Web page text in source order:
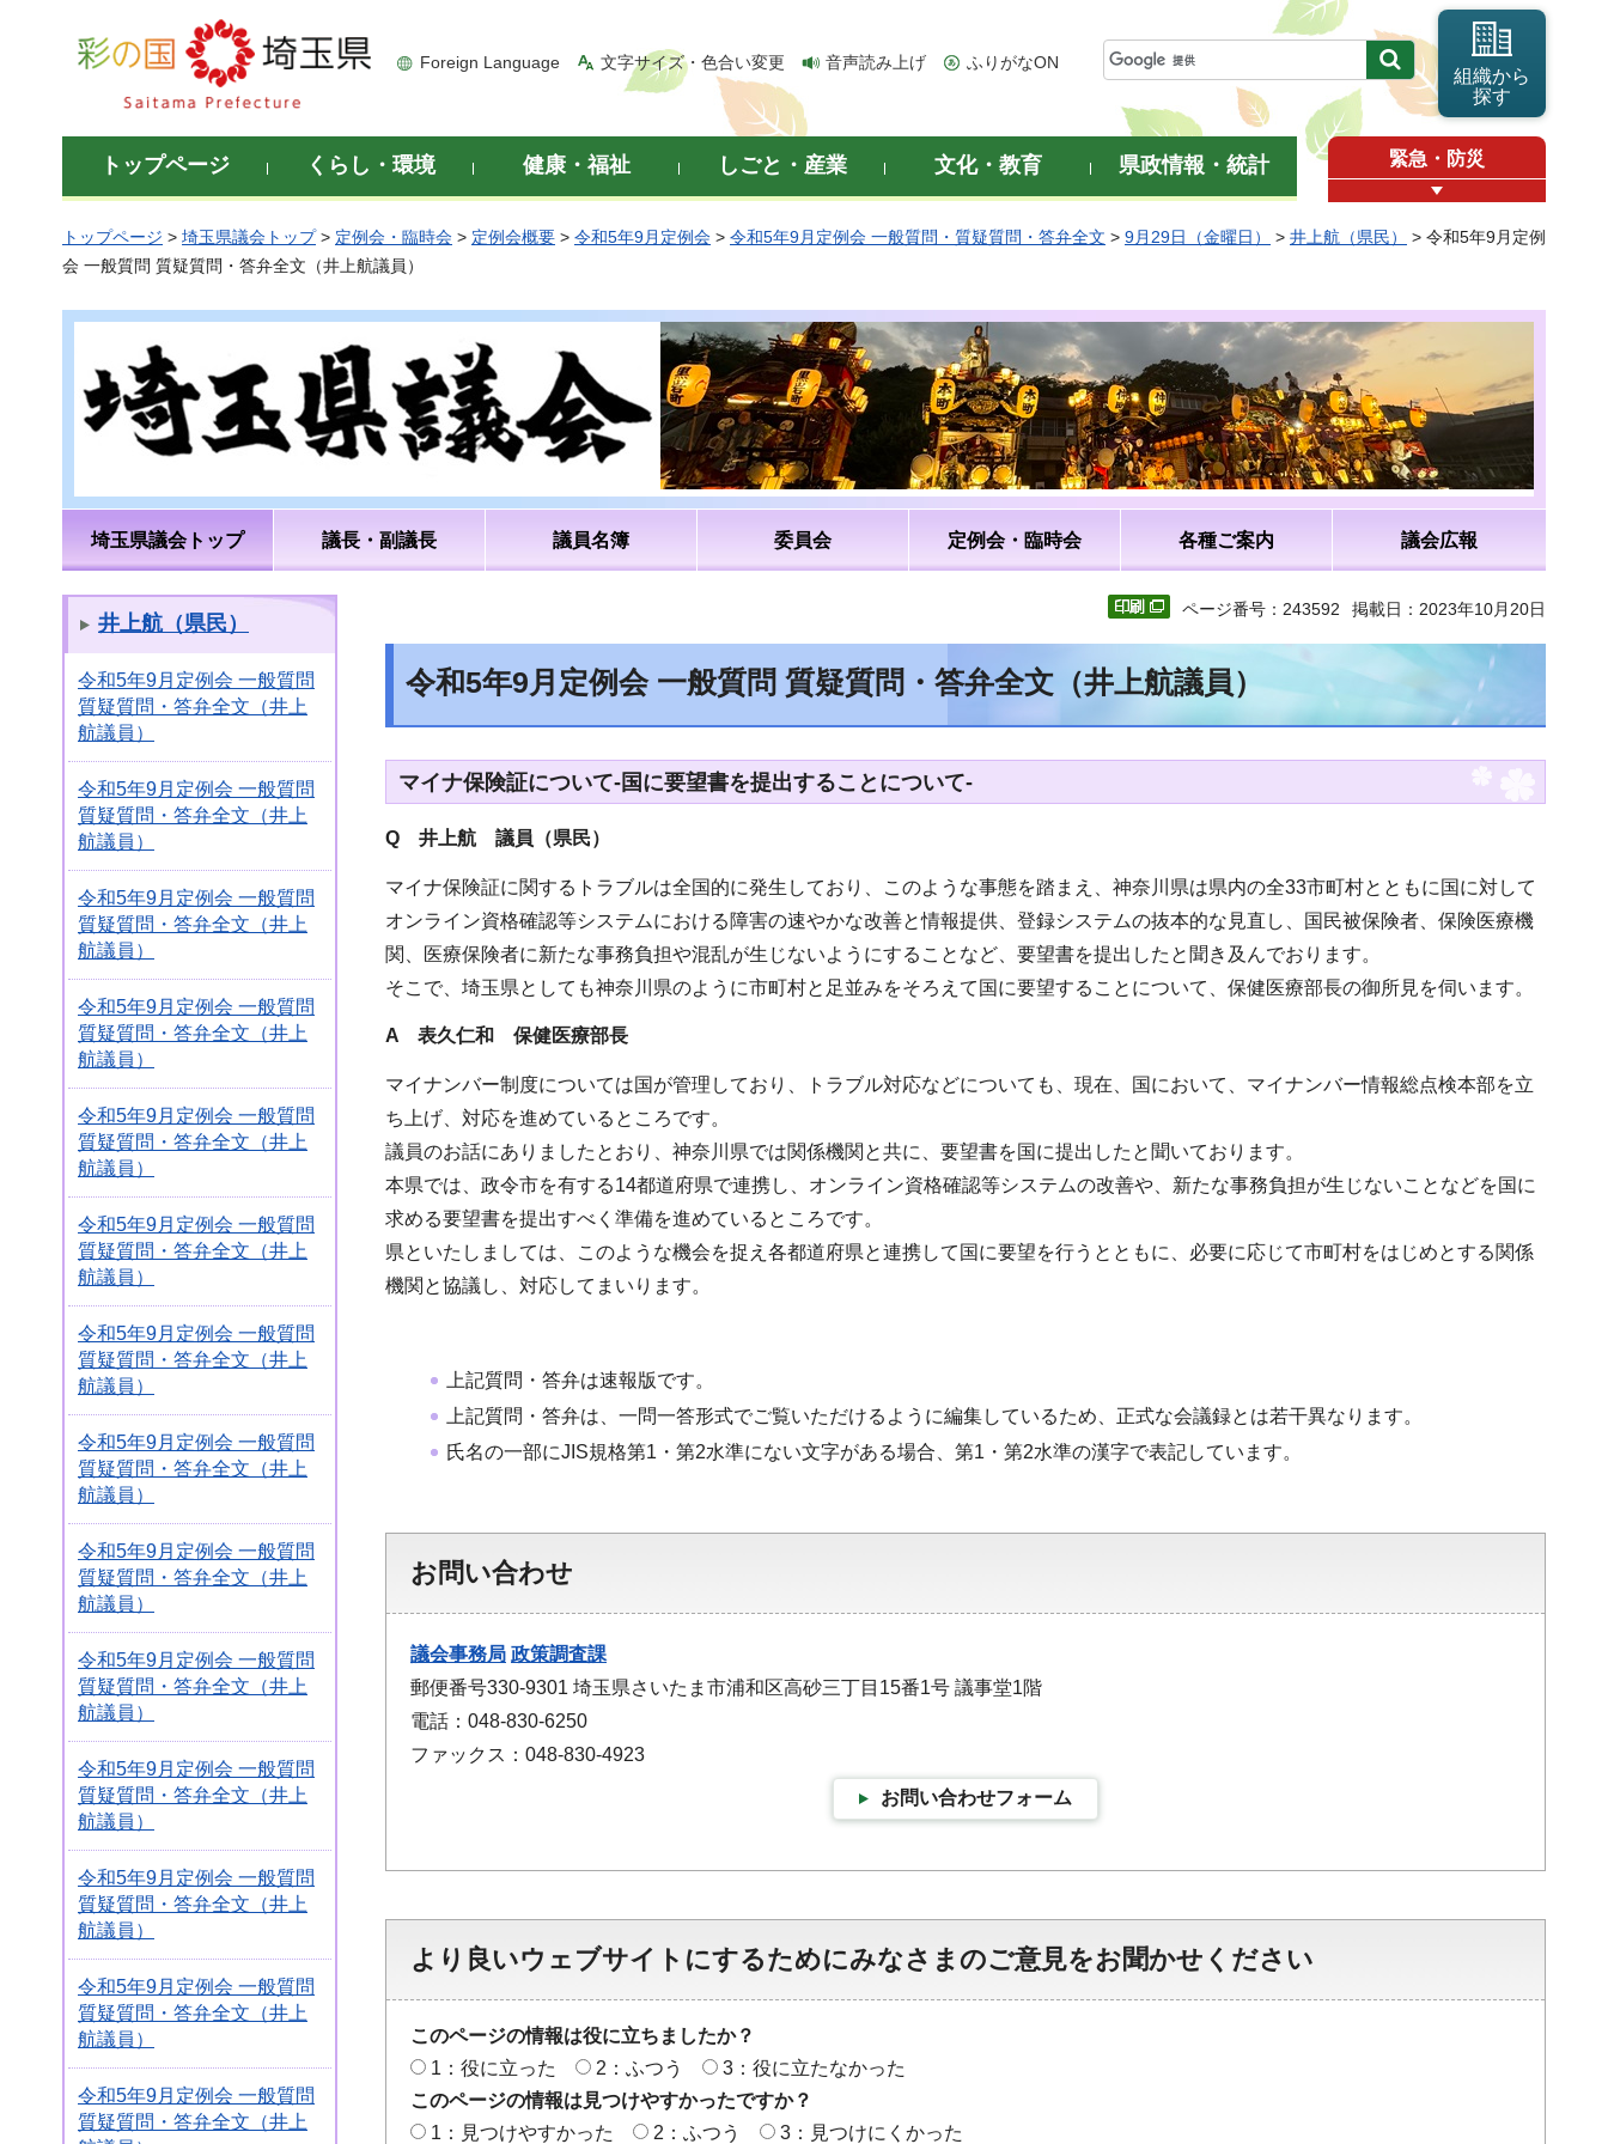
彩の国 埼玉県
Foreign Language 文字サイズ・色合い変更 音声読み上げ ふりがなON
組織から
探す
トップページ くらし・環境 健康・福祉 しごと・産業 文化・教育 県政情報・統計 緊急・防災
トップページ > 埼玉県議会トップ> 定例会・臨時会 > 定例会概要 > 令和5年9月定例会 > 令和5年9月定例会 一般質問・質疑質問・答弁全文 > 9月29日（金曜日） > 井上航（県民）
> 令和5年9月定例
会 一般質問 質疑質問・答弁全文（井上航議員）
埼玉県議会トップ 議長・副議長 議員名簿 委員会 定例会・臨時会 各種ご案内 議会広報
井上航（県民）
令和5年9月定例会 一般質問
質疑質問・答弁全文（井上
航議員）
令和5年9月定例会 一般質問
質疑質問・答弁全文（井上
航議員）
令和5年9月定例会 一般質問
質疑質問・答弁全文（井上
航議員）
令和5年9月定例会 一般質問
質疑質問・答弁全文（井上
航議員）
令和5年9月定例会 一般質問
質疑質問・答弁全文（井上
航議員）
令和5年9月定例会 一般質問
質疑質問・答弁全文（井上
航議員）
令和5年9月定例会 一般質問
質疑質問・答弁全文（井上
航議員）
令和5年9月定例会 一般質問
質疑質問・答弁全文（井上
航議員）
令和5年9月定例会 一般質問
質疑質問・答弁全文（井上
航議員）
令和5年9月定例会 一般質問
質疑質問・答弁全文（井上
航議員）
令和5年9月定例会 一般質問
質疑質問・答弁全文（井上
航議員）
令和5年9月定例会 一般質問
質疑質問・答弁全文（井上
航議員）
令和5年9月定例会 一般質問
質疑質問・答弁全文（井上
航議員）
令和5年9月定例会 一般質問
質疑質問・答弁全文（井上
ページ番号：243592 掲載日：2023年10月20日
令和5年9月定例会 一般質問 質疑質問・答弁全文（井上航議員）
マイナ保険証について-国に要望書を提出することについて-
Q 井上航 議員（県民）
マイナ保険証に関するトラブルは全国的に発生しており、このような事態を踏まえ、神奈川県は県内の全33市町村とともに国に対して
オンライン資格確認等システムにおける障害の速やかな改善と情報提供、登録システムの抜本的な見直し、国民被保険者、保険医療機
関、医療保険者に新たな事務負担や混乱が生じないようにすることなど、要望書を提出したと聞き及んでおります。
そこで、埼玉県としても神奈川県のように市町村と足並みをそろえて国に要望することについて、保健医療部長の御所見を伺います。
A 表久仁和 保健医療部長
マイナンバー制度については国が管理しており、トラブル対応などについても、現在、国において、マイナンバー情報総点検本部を立
ち上げ、対応を進めているところです。
議員のお話にありましたとおり、神奈川県では関係機関と共に、要望書を国に提出したと聞いております。
本県では、政令市を有する14都道府県で連携し、オンライン資格確認等システムの改善や、新たな事務負担が生じないことなどを国に
求める要望書を提出すべく準備を進めているところです。
県といたしましては、このような機会を捉え各都道府県と連携して国に要望を行うとともに、必要に応じて市町村をはじめとする関係
機関と協議し、対応してまいります。
上記質問・答弁は速報版です。
上記質問・答弁は、一問一答形式でご覧いただけるように編集しているため、正式な会議録とは若干異なります。
氏名の一部にJIS規格第1・第2水準にない文字がある場合、第1・第2水準の漢字で表記しています。
お問い合わせ
議会事務局 政策調査課
郵便番号330-9301 埼玉県さいたま市浦和区高砂三丁目15番1号 議事堂1階
電話：048-830-6250
ファックス：048-830-4923
お問い合わせフォーム
より良いウェブサイトにするためにみなさまのご意見をお聞かせください
このページの情報は役に立ちましたか？
1：役に立った
2：ふつう
3：役に立たなかった
このページの情報は見つけやすかったですか？
1：見つけやすかった
2：ふつう 3：見つけにくかった